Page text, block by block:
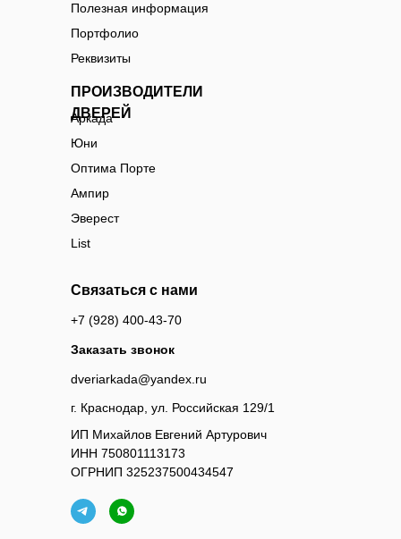
ИП Михайлов Евгений Артурович
ИНН 750801113173
ОГРНИП 325237500434547
Связаться с нами
dveriarkada@yandex.ru
+7 (928) 400-43-70
Заказать звонок
г. Краснодар, ул. Российская 129/1
ПРОИЗВОДИТЕЛИ
ДВЕРЕЙ
Аркада
Юни
Оптима Порте
Ампир
Эверест
List
Полезная информация
Портфолио
Реквизиты